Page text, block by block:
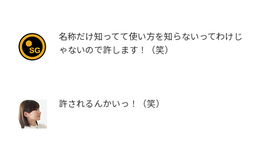
名称だけ知ってて使い方を知らないってわけじ
ゃないので許します！（笑）
許されるんかいっ！（笑）